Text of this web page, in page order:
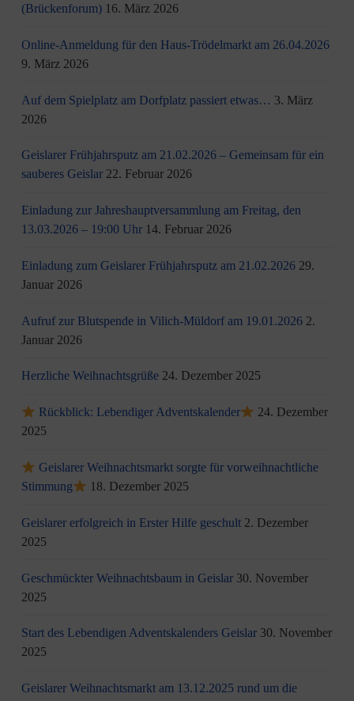
(Brückenforum) 16. März 2026
Online-Anmeldung für den Haus-Trödelmarkt am 26.04.2026
9. März 2026
Auf dem Spielplatz am Dorfplatz passiert etwas… 3. März
2026
Geislarer Frühjahrsputz am 21.02.2026 – Gemeinsam für ein
sauberes Geislar 22. Februar 2026
Einladung zur Jahreshauptversammlung am Freitag, den
13.03.2026 – 19:00 Uhr 14. Februar 2026
Einladung zum Geislarer Frühjahrsputz am 21.02.2026 29.
Januar 2026
Aufruf zur Blutspende in Vilich-Müldorf am 19.01.2026 2.
Januar 2026
Herzliche Weihnachtsgrüße 24. Dezember 2025
Rückblick: Lebendiger Adventskalender
24. Dezember
2025
Geislarer Weihnachtsmarkt sorgte für vorweihnachtliche
Stimmung
18. Dezember 2025
Geislarer erfolgreich in Erster Hilfe geschult 2. Dezember
2025
Geschmückter Weihnachtsbaum in Geislar 30. November
2025
Start des Lebendigen Adventskalenders Geislar 30. November
2025
Geislarer Weihnachtsmarkt am 13.12.2025 rund um die